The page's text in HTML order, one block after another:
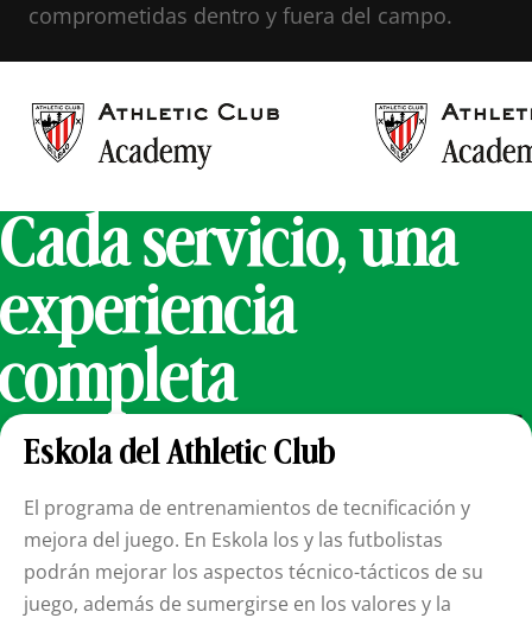
comprometidas dentro y fuera del campo.
Cada servicio, una
experiencia
completa
Eskola del Athletic Club
El programa de entrenamientos de tecnificación y
mejora del juego. En Eskola los y las futbolistas
podrán mejorar los aspectos técnico-tácticos de su
juego, además de sumergirse en los valores y la